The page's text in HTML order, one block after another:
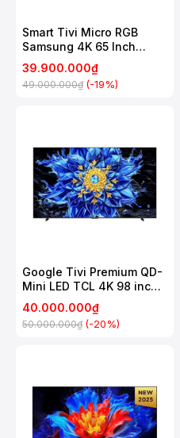
Smart Tivi Micro RGB
Samsung 4K 65 Inch
MRA65R95H
39.900.000₫
49.000.000₫ (-19%)
Google Tivi Premium QD-
Mini LED TCL 4K 98 inch
98P8LS
40.000.000₫
50.000.000₫ (-20%)